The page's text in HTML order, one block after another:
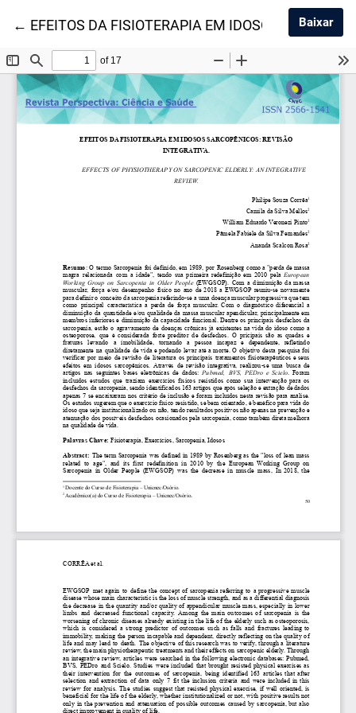
← Voltar aos Detalhes do Artigo
EFEITOS DA FISIOTERAPIA EM IDOSOS Baixar